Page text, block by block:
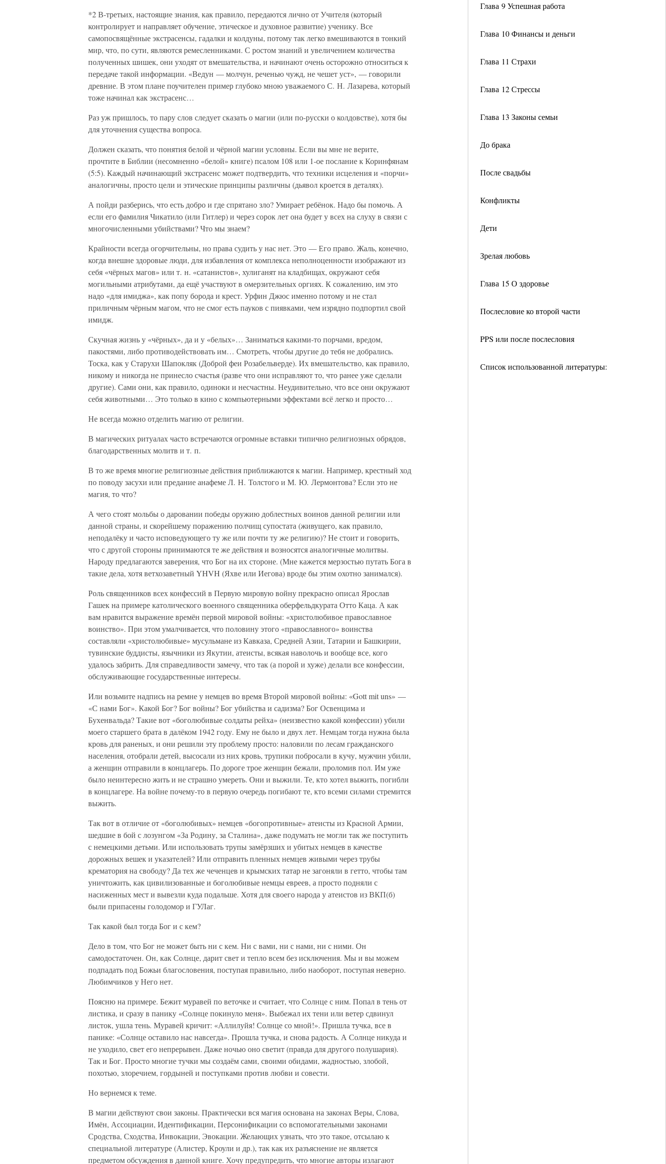
Глава 9 Успешная работа
Глава 10 Финансы и деньги
Глава 11 Страхи
Глава 12 Стрессы
Глава 13 Законы семьи
До брака
После свадьбы
Конфликты
Дети
Зрелая любовь
Глава 15 О здоровье
Послесловие ко второй части
PPS или после послесловия
Список использованной литературы:
*2 В-третьих, настоящие знания, как правило, передаются лично от Учителя (который
контролирует и направляет обучение, этическое и духовное развитие) ученику. Все
самопосвящённые экстрасенсы, гадалки и колдуны, потому так легко вмешиваются в тонкий
мир, что, по сути, являются ремесленниками. С ростом знаний и увеличением количества
полученных шишек, они уходят от вмешательства, и начинают очень осторожно относиться к
передаче такой информации. «Ведун — молчун, реченью чужд, не чешет уст», — говорили
древние. В этом плане поучителен пример глубоко мною уважаемого С. Н. Лазарева, который
тоже начинал как экстрасенс…
Раз уж пришлось, то пару слов следует сказать о магии (или по-русски о колдовстве), хотя бы
для уточнения существа вопроса.
Должен сказать, что понятия белой и чёрной магии условны. Если вы мне не верите,
прочтите в Библии (несомненно «белой» книге) псалом 108 или 1-ое послание к Коринфянам
(5:5). Каждый начинающий экстрасенс может подтвердить, что техники исцеления и «порчи»
аналогичны, просто цели и этические принципы различны (дьявол кроется в деталях).
А пойди разберись, что есть добро и где спрятано зло? Умирает ребёнок. Надо бы помочь. А
если его фамилия Чикатило (или Гитлер) и через сорок лет она будет у всех на слуху в связи с
многочисленными убийствами? Что мы знаем?
Крайности всегда огорчительны, но права судить у нас нет. Это — Его право. Жаль, конечно,
когда внешне здоровые люди, для избавления от комплекса неполноценности изображают из
себя «чёрных магов» или т. н. «сатанистов», хулиганят на кладбищах, окружают себя
могильными атрибутами, да ещё участвуют в омерзительных оргиях. К сожалению, им это
надо «для имиджа», как попу борода и крест. Урфин Джюс именно потому и не стал
приличным чёрным магом, что не смог есть пауков с пиявками, чем изрядно подпортил свой
имидж.
Скучная жизнь у «чёрных», да и у «белых»… Заниматься какими-то порчами, вредом,
пакостями, либо противодействовать им… Смотреть, чтобы другие до тебя не добрались.
Тоска, как у Старухи Шапокляк (Доброй феи Розабельверде). Их вмешательство, как правило,
никому и никогда не принесло счастья (разве что они исправляют то, что ранее уже сделали
другие). Сами они, как правило, одиноки и несчастны. Неудивительно, что все они окружают
себя животными… Это только в кино с компьютерными эффектами всё легко и просто…
Не всегда можно отделить магию от религии.
В магических ритуалах часто встречаются огромные вставки типично религиозных обрядов,
благодарственных молитв и т. п.
В то же время многие религиозные действия приближаются к магии. Например, крестный ход
по поводу засухи или предание анафеме Л. Н. Толстого и М. Ю. Лермонтова? Если это не
магия, то что?
А чего стоят мольбы о даровании победы оружию доблестных воинов данной религии или
данной страны, и скорейшему поражению полчищ супостата (живущего, как правило,
неподалёку и часто исповедующего ту же или почти ту же религию)? Не стоит и говорить,
что с другой стороны принимаются те же действия и возносятся аналогичные молитвы.
Народу предлагаются заверения, что Бог на их стороне. (Мне кажется мерзостью путать Бога в
такие дела, хотя ветхозаветный YHVH (Яхве или Иегова) вроде бы этим охотно занимался).
Роль священников всех конфессий в Первую мировую войну прекрасно описал Ярослав
Гашек на примере католического военного священника оберфельдкурата Отто Каца. А как
вам нравится выражение времён первой мировой войны: «христолюбивое православное
воинство». При этом умалчивается, что половину этого «православного» воинства
составляли «христолюбивые» мусульмане из Кавказа, Средней Азии, Татарии и Башкирии,
тувинские буддисты, язычники из Якутии, атеисты, всякая наволочь и вообще все, кого
удалось забрить. Для справедливости замечу, что так (а порой и хуже) делали все конфессии,
обслуживающие государственные интересы.
Или возьмите надпись на ремне у немцев во время Второй мировой войны: «Gott mit uns» —
«С нами Бог». Какой Бог? Бог войны? Бог убийства и садизма? Бог Освенцима и
Бухенвальда? Такие вот «боголюбивые солдаты рейха» (неизвестно какой конфессии) убили
моего старшего брата в далёком 1942 году. Ему не было и двух лет. Немцам тогда нужна была
кровь для раненых, и они решили эту проблему просто: наловили по лесам гражданского
населения, отобрали детей, высосали из них кровь, трупики побросали в кучу, мужчин убили,
а женщин отправили в концлагерь. По дороге трое женщин бежали, проломив пол. Им уже
было неинтересно жить и не страшно умереть. Они и выжили. Те, кто хотел выжить, погибли
в концлагере. На войне почему-то в первую очередь погибают те, кто всеми силами стремится
выжить.
Так вот в отличие от «боголюбивых» немцев «богопротивные» атеисты из Красной Армии,
шедшие в бой с лозунгом «За Родину, за Сталина», даже подумать не могли так же поступить
с немецкими детьми. Или использовать трупы замёрзших и убитых немцев в качестве
дорожных вешек и указателей? Или отправить пленных немцев живыми через трубы
крематория на свободу? Да тех же чеченцев и крымских татар не загоняли в гетто, чтобы там
уничтожить, как цивилизованные и боголюбивые немцы евреев, а просто подняли с
насиженных мест и вывезли куда подальше. Хотя для своего народа у атеистов из ВКП(б)
были припасены голодомор и ГУЛаг.
Так какой был тогда Бог и с кем?
Дело в том, что Бог не может быть ни с кем. Ни с вами, ни с нами, ни с ними. Он
самодостаточен. Он, как Солнце, дарит свет и тепло всем без исключения. Мы и вы можем
подпадать под Божьи благословения, поступая правильно, либо наоборот, поступая неверно.
Любимчиков у Него нет.
Поясню на примере. Бежит муравей по веточке и считает, что Солнце с ним. Попал в тень от
листика, и сразу в панику «Солнце покинуло меня». Выбежал их тени или ветер сдвинул
листок, ушла тень. Муравей кричит: «Аллилуйя! Солнце со мной!». Пришла тучка, все в
панике: «Солнце оставило нас навсегда». Прошла тучка, и снова радость. А Солнце никуда и
не уходило, свет его непрерывен. Даже ночью оно светит (правда для другого полушария).
Так и Бог. Просто многие тучки мы создаём сами, своими обидами, жадностью, злобой,
похотью, злоречием, гордыней и поступками против любви и совести.
Но вернемся к теме.
В магии действуют свои законы. Практически вся магия основана на законах Веры, Слова,
Имён, Ассоциации, Идентификации, Персонификации со вспомогательными законами
Сродства, Сходства, Инвокации, Эвокации. Желающих узнать, что это такое, отсылаю к
специальной литературе (Алистер, Кроули и др.), так как их разъяснение не является
предметом обсуждения в данной книге. Хочу предупредить, что многие авторы излагают